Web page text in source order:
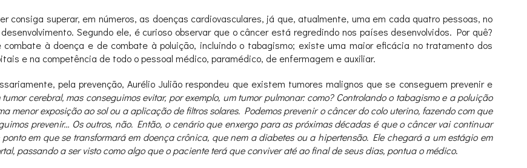
consiga superar, em números, as doenças cardiovasculares, já que, atualmente, uma em cada quatro pessoas, no
Segundo ele, é curioso observar que o câncer está regredindo nos países desenvolvidos. Por quê?
à doença e de combate à poluição, incluindo o tabagismo; existe uma maior eficácia no tratamento dos
e na competência de todo o pessoal médico, paramédico, de enfermagem e auxiliar.
pela prevenção, Aurélio Julião respondeu que existem tumores malignos que se conseguem prevenir e
cerebral, mas conseguimos evitar, por exemplo, um tumor pulmonar: como? Controlando o tabagismo e a poluição
menor exposição ao sol ou a aplicação de filtros solares. Podemos prevenir o câncer do colo uterino, fazendo com que
prevenir… Os outros, não. Então, o cenário que enxergo para as próximas décadas é que o câncer vai continuar
em que se transformará em doença crônica, que nem a diabetes ou a hipertensão. Ele chegará a um estágio em
passando a ser visto como algo que o paciente terá que conviver até ao final de seus dias, pontua o médico.